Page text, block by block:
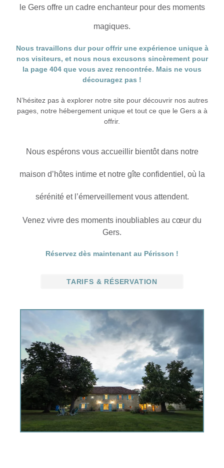
le Gers offre un cadre enchanteur pour des moments
magiques.
Nous travaillons dur pour offrir une expérience unique à
nos visiteurs, et nous nous excusons sincèrement pour
la page 404 que vous avez rencontrée. Mais ne vous
découragez pas !
N’hésitez pas à explorer notre site pour découvrir nos autres
pages, notre hébergement unique et tout ce que le Gers a à
offrir.
Nous espérons vous accueillir bientôt dans notre
maison d’hôtes intime et notre gîte confidentiel, où la
sérénité et l’émerveillement vous attendent.
Venez vivre des moments inoubliables au cœur du
Gers.
Réservez dès maintenant au Périsson !
TARIFS & RÉSERVATION